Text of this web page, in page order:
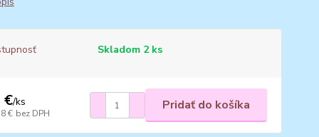
Skladom 2 ks
€/ks
€ bez DPH
Pridať do košíka